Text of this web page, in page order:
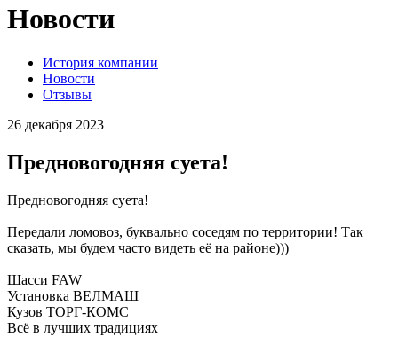
Новости
История компании
Новости
Отзывы
26 декабря 2023
Предновогодняя суета!
Предновогодняя суета!
Передали ломовоз, буквально соседям по территории! Так
сказать, мы будем часто видеть её на районе)))
Шасси FAW
Установка ВЕЛМАШ
Кузов ТОРГ-КОМС
Всё в лучших традициях